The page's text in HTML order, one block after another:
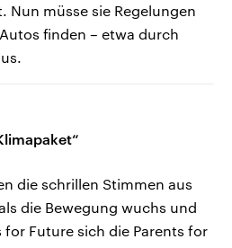
Nun müsse sie Regelungen
finden – etwa durch
die schrillen Stimmen aus
die Bewegung wuchs und
for Future sich die Parents for